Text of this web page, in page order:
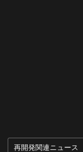
再開発関連ニュース